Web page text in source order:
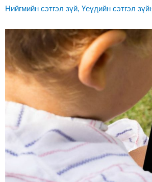
Нийгмийн сэтгэл зүй,Үеүдийн сэтгэл